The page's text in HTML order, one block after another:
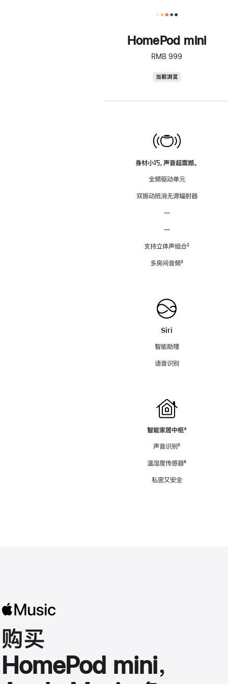
HomePod mini
RMB 999
当前浏览
身材小巧，声音超震撼。
全频驱动单元
双振动抵消无源辐射器
—
—
支持立体声组合脚
²
多房间音频脚
³
Siri
智能助理
语音识别
智能家居中枢脚
⁴
声音识别脚
⁵
温湿度传感器脚
⁶
私密又安全
购买
HomePod mini，